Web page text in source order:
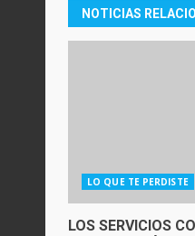
NOTICIAS
LO QUE TE PERDISTE
LOS SERVICIOS